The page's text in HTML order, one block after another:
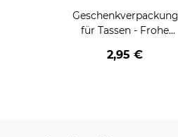
Geschenkverpackung
für Tassen - Frohe
HO HO - rot
2,95 €